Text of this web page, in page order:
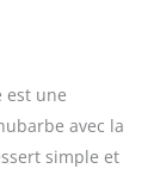
est une
avec la
simple et